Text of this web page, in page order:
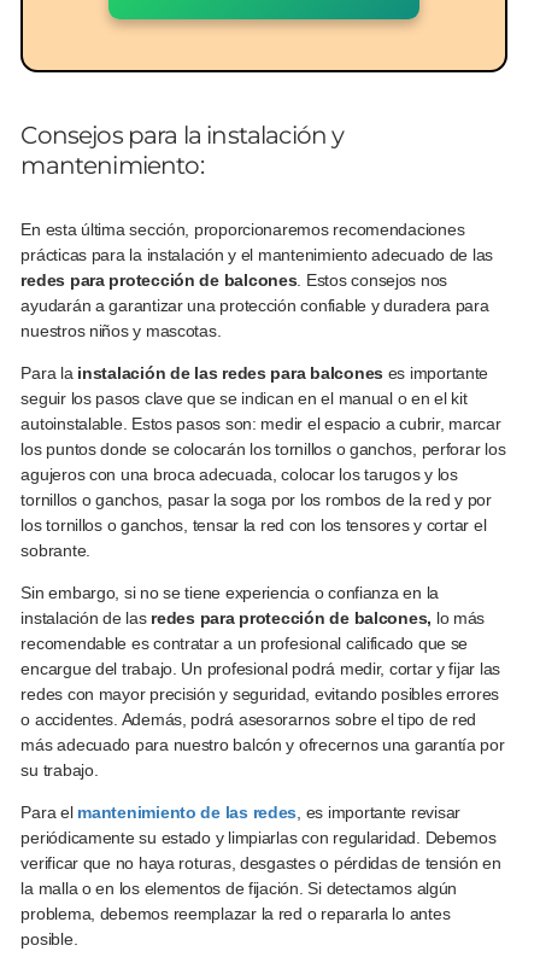
Consejos para la instalación y
mantenimiento:
En esta última sección, proporcionaremos recomendaciones
prácticas para la instalación y el mantenimiento adecuado de las
redes para protección de balcones. Estos consejos nos
ayudarán a garantizar una protección confiable y duradera para
nuestros niños y mascotas.
Para la instalación de las redes para balcones es importante
seguir los pasos clave que se indican en el manual o en el kit
autoinstalable. Estos pasos son: medir el espacio a cubrir, marcar
los puntos donde se colocarán los tornillos o ganchos, perforar los
agujeros con una broca adecuada, colocar los tarugos y los
tornillos o ganchos, pasar la soga por los rombos de la red y por
los tornillos o ganchos, tensar la red con los tensores y cortar el
sobrante.
Sin embargo, si no se tiene experiencia o confianza en la
instalación de lasredes para protección de balcones, lo más
recomendable es contratar a un profesional calificado que se
encargue del trabajo. Un profesional podrá medir, cortar y fijar las
redes con mayor precisión y seguridad, evitando posibles errores
o accidentes. Además, podrá asesorarnos sobre el tipo de red
más adecuado para nuestro balcón y ofrecernos una garantía por
su trabajo.
Para el mantenimiento de las redes, es importante revisar
periódicamente su estado y limpiarlas con regularidad. Debemos
verificar que no haya roturas, desgastes o pérdidas de tensión en
la malla o en los elementos de fijación. Si detectamos algún
problema, debemos reemplazar la red o repararla lo antes
posible.